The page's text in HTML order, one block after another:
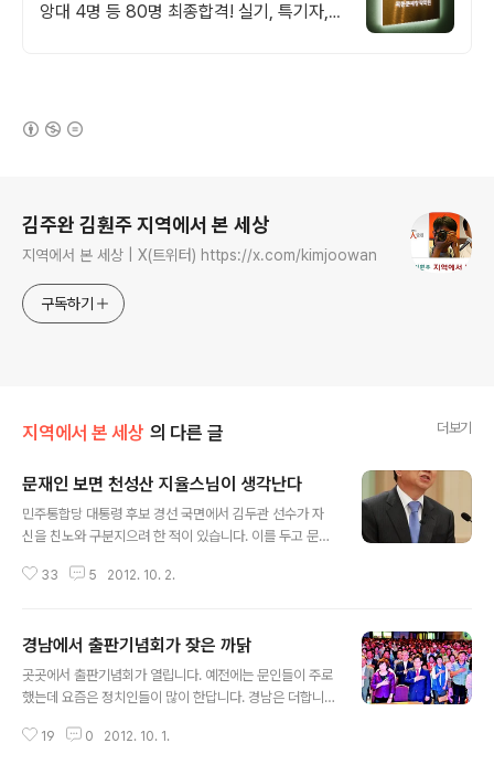
앙대 4명 등 80명 최종합격! 실기, 특기자,
김주완 김훤주 지역에서 본 세상
지역에서 본 세상 | X(트위터) https://x.com/kimjoowan
구독하기
지역에서 본 세상 의 다른 글 더보기
문재인 보면 천성산 지율스님이 생각난다
민주통합당 대통령 후보 경선 국면에서 김두관 선수가 자
신을 친노와 구분지으려 한 적이 있습니다. 이를 두고 문재
노무현 정부에서 행정자치부 장관을 했음을 들어 '김두관
로 옆에서 수행을 했고 청와대에서 민정수석비서관과 시민
사회수석비서관과 비서실장 자리를 오랫동안 누렸으니 '문
재인은 친노 코어 가운데서도 코어(core of cores)'가 되
브 코어스를 보면 저는 지율스님과 천성산이 자동으로 떠
33 5 2012. 10. 2.
경남에서 출판기념회가 잦은 까닭
곳곳에서 출판기념회가 열립니다. 예전에는 문인들이 주로
했는데 요즘은 정치인들이 많이 한답니다. 경남은 더합니
문이겠지요. 도지사 보궐 선거 출마 예상자가 스무 명을 웃
19 0 2012. 10. 1.